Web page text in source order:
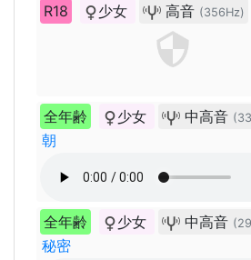
R18 少女 高音 (356Hz)
全年齢 少女 中高音
朝
全年齢 少女 中高音
秘密